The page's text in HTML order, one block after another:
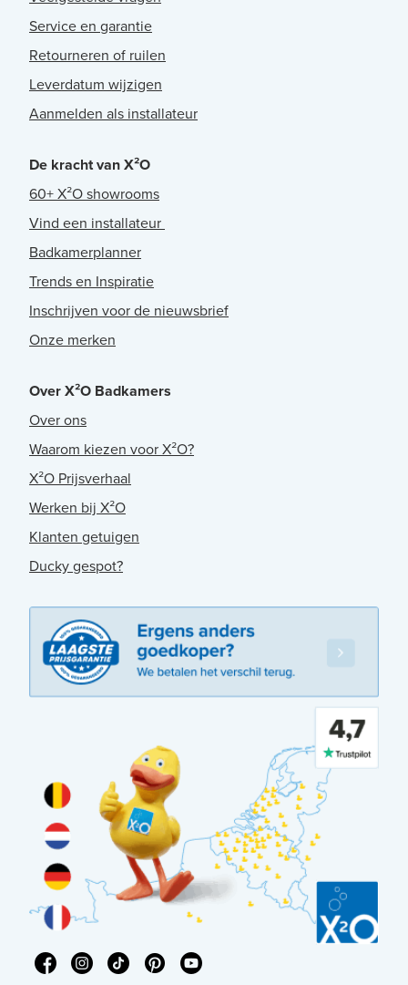
Service en garantie
Retourneren of ruilen
Leverdatum wijzigen
Aanmelden als installateur
De kracht van X²O
60+ X²O showrooms
Vind een installateur
Badkamerplanner
Trends en Inspiratie
Inschrijven voor de nieuwsbrief
Onze merken
Over X²O Badkamers
Over ons
Waarom kiezen voor X²O?
X²O Prijsverhaal
Werken bij X²O
Klanten getuigen
Ducky gespot?